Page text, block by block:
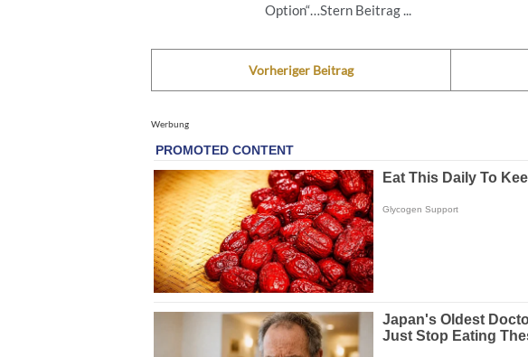
Option“…Stern Beitrag ...
Vorheriger Beitrag
Werbung